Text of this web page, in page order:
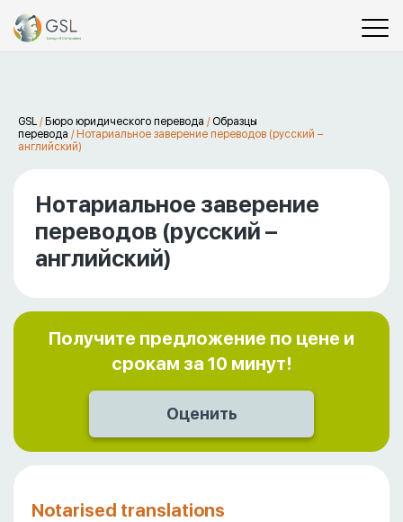
GSL / Бюро юридического перевода / Образцы
перевода / Нотариальное заверение переводов (русский –
английский)
Нотариальное заверение
переводов (русский –
английский)
Получите предложение по цене и
срокам за 10 минут!
Notarised translations